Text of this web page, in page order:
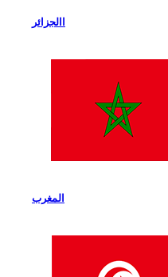
االجزائر
المغرب